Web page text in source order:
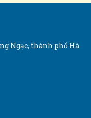
Ngạc, thành phố Hà